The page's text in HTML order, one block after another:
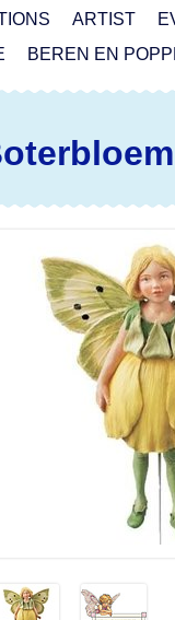
ARTIST
BEREN EN